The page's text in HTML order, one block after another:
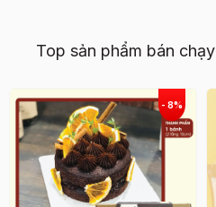
Top sản phẩm bán chạy